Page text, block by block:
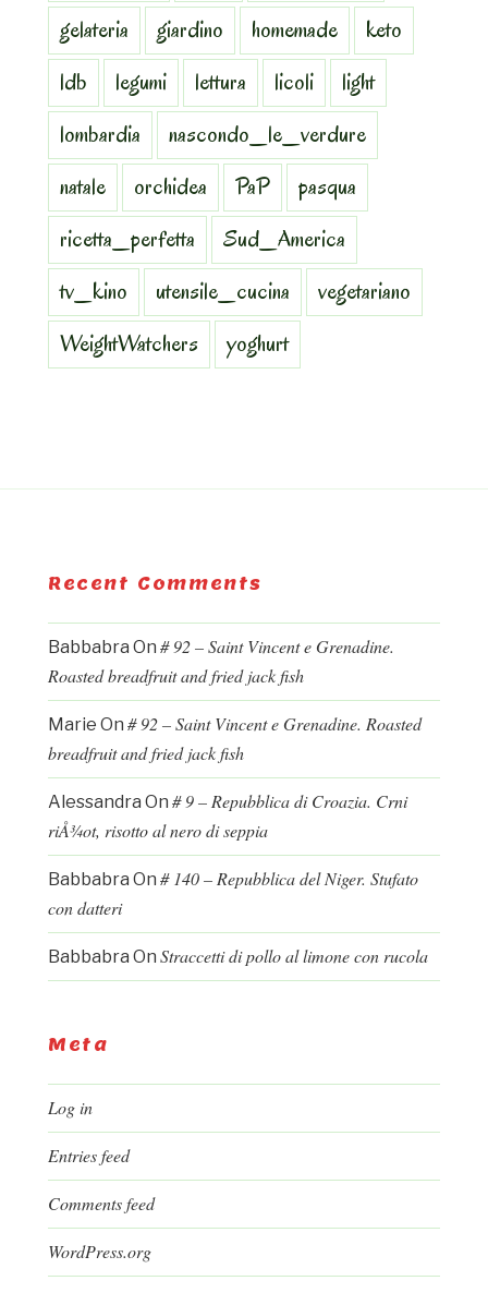
gelateria
giardino homemade
keto
ldb
legumi lettura licoli
light
lombardia
nascondo_le_verdure
natale
orchidea PaP
pasqua
ricetta_perfetta
Sud_America
tv_kino
utensile_cucina
vegetariano
WeightWatchers
yoghurt
Recent Comments
Babbabra On # 92 – Saint Vincent e Grenadine.
Roasted breadfruit and fried jack fish
Marie On # 92 – Saint Vincent e Grenadine. Roasted
breadfruit and fried jack fish
Alessandra On # 9 – Repubblica di Croazia. Crni
riÅ¾ot, risotto al nero di seppia
Babbabra On # 140 – Repubblica del Niger. Stufato
con datteri
Babbabra On Straccetti di pollo al limone con rucola
Meta
Log in
Entries feed
Comments feed
WordPress.org